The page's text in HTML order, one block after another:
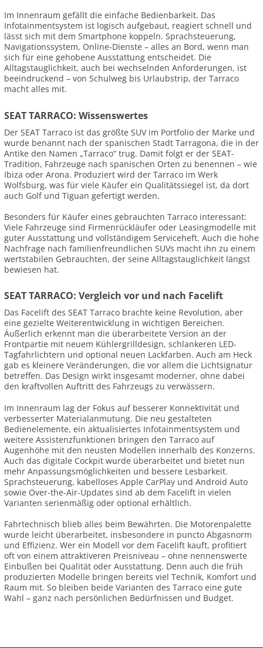
Im Innenraum gefällt die einfache Bedienbarkeit. Das
Infotainmentsystem ist logisch aufgebaut, reagiert schnell und
lässt sich mit dem Smartphone koppeln. Sprachsteuerung,
Navigationssystem, Online-Dienste – alles an Bord, wenn man
sich für eine gehobene Ausstattung entscheidet. Die
Alltagstauglichkeit, auch bei wechselnden Anforderungen, ist
beeindruckend – von Schulweg bis Urlaubstrip, der Tarraco
macht alles mit.
SEAT TARRACO: Wissenswertes
Der SEAT Tarraco ist das größte SUV im Portfolio der Marke und
wurde benannt nach der spanischen Stadt Tarragona, die in der
Antike den Namen „Tarraco“ trug. Damit folgt er der SEAT-
Tradition, Fahrzeuge nach spanischen Orten zu benennen – wie
Ibiza oder Arona. Produziert wird der Tarraco im Werk
Wolfsburg, was für viele Käufer ein Qualitätssiegel ist, da dort
auch Golf und Tiguan gefertigt werden.
Besonders für Käufer eines gebrauchten Tarraco interessant:
Viele Fahrzeuge sind Firmenrückläufer oder Leasingmodelle mit
guter Ausstattung und vollständigem Serviceheft. Auch die hohe
Nachfrage nach familienfreundlichen SUVs macht ihn zu einem
wertstabilen Gebrauchten, der seine Alltagstauglichkeit längst
bewiesen hat.
SEAT TARRACO: Vergleich vor und nach Facelift
Das Facelift des SEAT Tarraco brachte keine Revolution, aber
eine gezielte Weiterentwicklung in wichtigen Bereichen.
Äußerlich erkennt man die überarbeitete Version an der
Frontpartie mit neuem Kühlergrilldesign, schlankeren LED-
Tagfahrlichtern und optional neuen Lackfarben. Auch am Heck
gab es kleinere Veränderungen, die vor allem die Lichtsignatur
betreffen. Das Design wirkt insgesamt moderner, ohne dabei
den kraftvollen Auftritt des Fahrzeugs zu verwässern.
Im Innenraum lag der Fokus auf besserer Konnektivität und
verbesserter Materialanmutung. Die neu gestalteten
Bedienelemente, ein aktualisiertes Infotainmentsystem und
weitere Assistenzfunktionen bringen den Tarraco auf
Augenhöhe mit den neusten Modellen innerhalb des Konzerns.
Auch das digitale Cockpit wurde überarbeitet und bietet nun
mehr Anpassungsmöglichkeiten und bessere Lesbarkeit.
Sprachsteuerung, kabelloses Apple CarPlay und Android Auto
sowie Over-the-Air-Updates sind ab dem Facelift in vielen
Varianten serienmäßig oder optional erhältlich.
Fahrtechnisch blieb alles beim Bewährten. Die Motorenpalette
wurde leicht überarbeitet, insbesondere in puncto Abgasnorm
und Effizienz. Wer ein Modell vor dem Facelift kauft, profitiert
oft von einem attraktiveren Preisniveau – ohne nennenswerte
Einbußen bei Qualität oder Ausstattung. Denn auch die früh
produzierten Modelle bringen bereits viel Technik, Komfort und
Raum mit. So bleiben beide Varianten des Tarraco eine gute
Wahl – ganz nach persönlichen Bedürfnissen und Budget.